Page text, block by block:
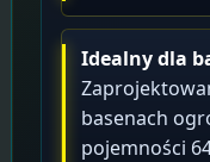
Idealny dla
basenach
pojemności